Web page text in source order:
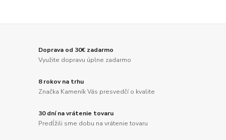
Doprava od 30€ zadarmo
Využite dopravu úplne zadarmo
8 rokov na trhu
Značka Kameník Vás presvedčí o kvalite
30 dní na vrátenie tovaru
Predĺžili sme dobu na vrátenie tovaru